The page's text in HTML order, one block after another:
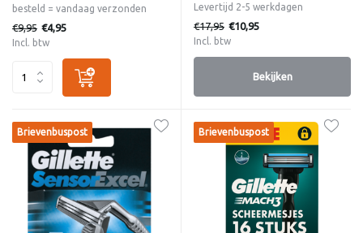
besteld = vandaag verzonden
€9,95 €4,95
Incl. btw
Levertijd 2-5 werkdagen
€17,95 €10,95
Incl. btw
Bekijken
Brievenbuspost Brievenbuspost